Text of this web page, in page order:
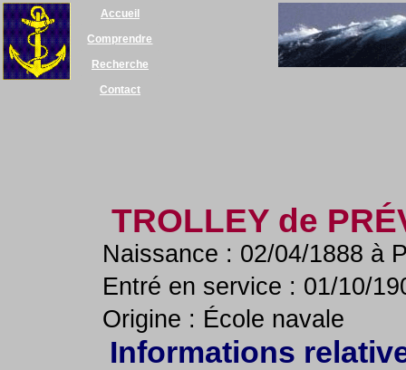
Accueil
Comprendre
Recherche
Contact
TROLLEY de
Naissance : 02/04/1888 à
Entré en service : 01/10/
Origine : École navale
Informations